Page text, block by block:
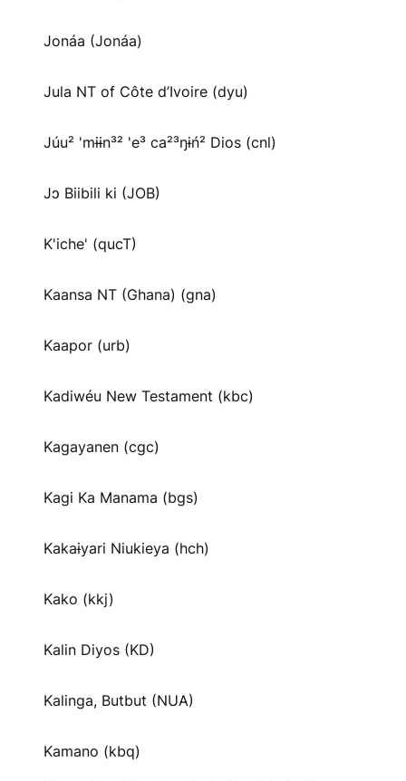
Jonáa (Jonáa)
Jula NT of Côte d’Ivoire (dyu)
Júu² 'mɨɨn³² 'e³ ca²³ŋɨń² Dios (cnl)
Jɔ Biibili ki (JOB)
K'iche' (qucT)
Kaansa NT (Ghana) (gna)
Kaapor (urb)
Kadiwéu New Testament (kbc)
Kagayanen (cgc)
Kagi Ka Manama (bgs)
Kakaɨyari Niukieya (hch)
Kako (kkj)
Kalin Diyos (KD)
Kalinga, Butbut (NUA)
Kamano (kbq)